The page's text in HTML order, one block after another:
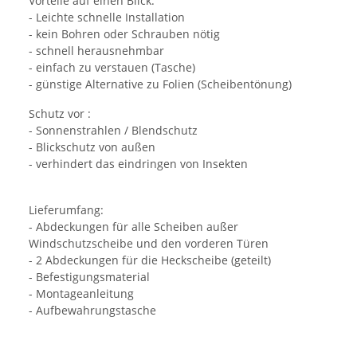
- Leichte schnelle Installation
- kein Bohren oder Schrauben nötig
- schnell herausnehmbar
- einfach zu verstauen (Tasche)
- günstige Alternative zu Folien (Scheibentönung)
Schutz vor :
- Sonnenstrahlen / Blendschutz
- Blickschutz von außen
- verhindert das eindringen von Insekten
Lieferumfang:
- Abdeckungen für alle Scheiben außer
Windschutzscheibe und den vorderen Türen
- 2 Abdeckungen für die Heckscheibe (geteilt)
- Befestigungsmaterial
- Montageanleitung
- Aufbewahrungstasche